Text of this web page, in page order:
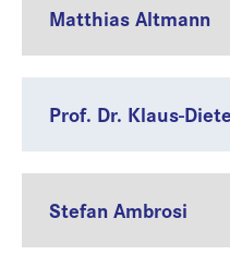
Matthias Altmann
Prof. Dr. Klaus-
Stefan Ambrosi